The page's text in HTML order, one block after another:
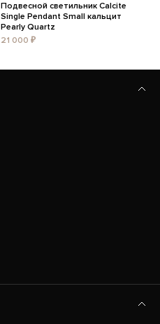
Подвесной светильник Calcite
Single Pendant Small кальцит
Pearly Quartz
21 000 ₽